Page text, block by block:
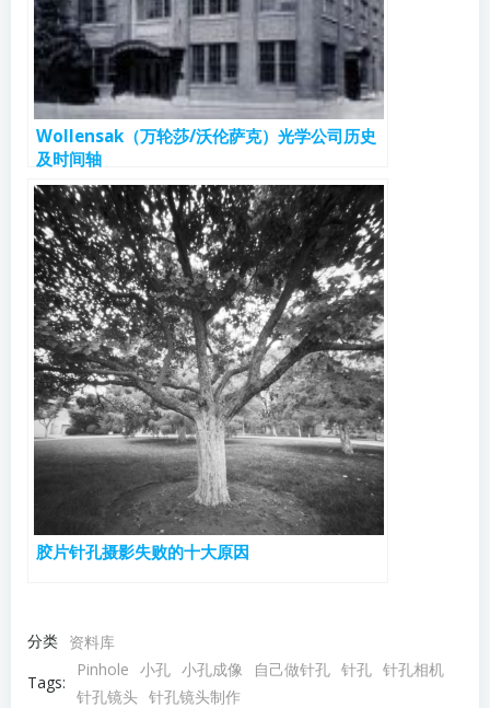
Wollensak（万轮莎/沃伦萨克）光学公司历史
及时间轴
胶片针孔摄影失败的十大原因
分类 资料库
Tags:
Pinhole 小孔 小孔成像 自己做针孔 针孔 针孔相机
针孔镜头 针孔镜头制作